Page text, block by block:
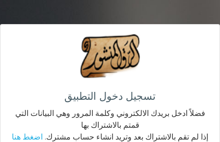
تسجيل دخول التطبيق
فضلاً ادخل بريدك الالكتروني وكلمة المرور وهي البيانات التي
قمتم بالاشتراك بها
إذا لم تقم بالاشتراك بعد وتريد انشاء حساب مشترك. اضغط هنا